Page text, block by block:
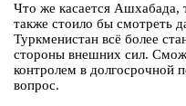
Что же касается Ашхабада,
также стоило бы смотреть
Туркменистан всё более
стороны внешних сил.
контролем в долгосрочной
вопрос.